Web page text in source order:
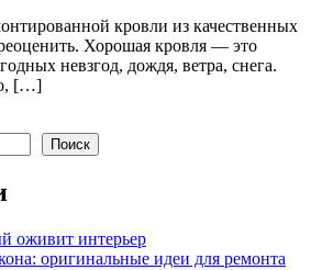
кровли из качественных
Хорошая кровля — это
невзгод, дождя, ветра, снега.
[…]
Поиск
оживит интерьер
оригинальные идеи для ремонта